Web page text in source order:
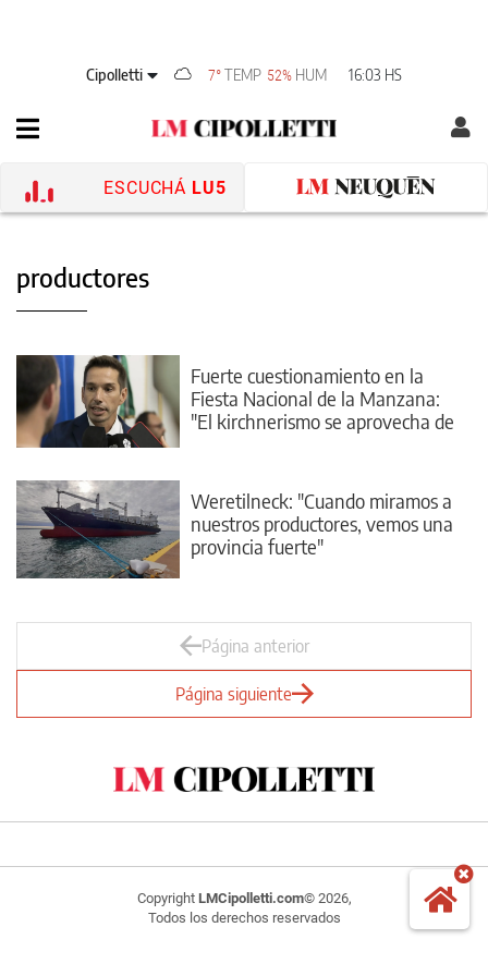
Cipolletti 7°TEMP 52% HUM 16:03 HS
ESCUCHÁ LU5
productores
Fuerte cuestionamiento en la
Fiesta Nacional de la Manzana:
"El kirchnerismo se aprovecha de
Weretilneck: "Cuando miramos a
nuestros productores, vemos una
provincia fuerte"
Página anterior
Página siguiente
Copyright LMCipolletti.com© 2026,
Todos los derechos reservados